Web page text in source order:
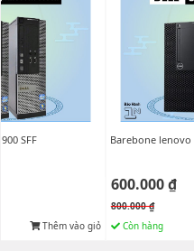
SFF
Thêm vào giỏ
Barebone lenovo
600.000 ₫
800.000 ₫
Còn hàng